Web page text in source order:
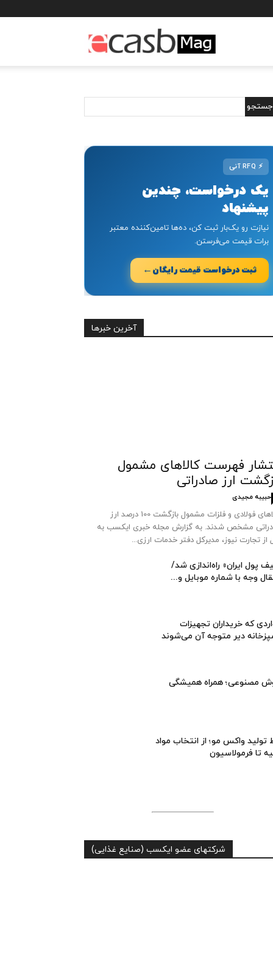
⚡
یک درخواست، چندین
پیشنهاد
نیازت رو یک‌بار ثبت کن، ده‌ها تامین‌کننده معتبر
برات قیمت می‌فرستن.
ثبت درخواست قیمت رایگان ←
آخرین خبرها
فهرست کالاهای مشمول
ارز صادراتی
حبیبه مجیدی
کالاهای فولادی و فلزات مشمول بازگشت 100 درصد ارز
مشخص شدند. به گزارش مجله خبری ایکسب به
از تجارت نیوز، مدیرکل دفتر خدمات ارزی...
پول ایران» راه‌اندازی شد/
وجه با شماره موبایل و...
که خریداران تجهیزات
دیر متوجه آن می‌شوند
مصنوعی؛ همراه همیشگی
تولید واکس مو؛ از انتخاب مواد
تا فرمولاسیون
شرکتهای عضو ایکسب (صنایع غذایی)